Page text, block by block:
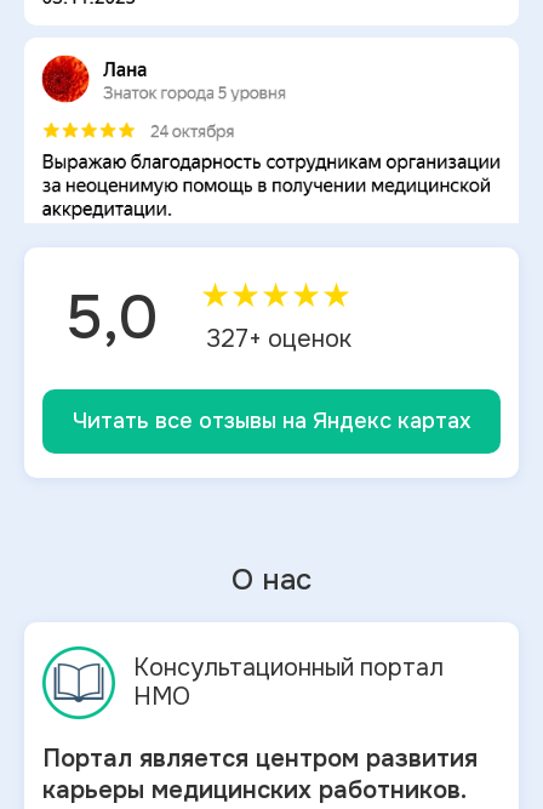
5,0 ★★★★★
327+ оценок
Читать все отзывы на Яндекс картах
О нас
Консультационный портал
НМО
Портал является центром развития
карьеры медицинских работников.